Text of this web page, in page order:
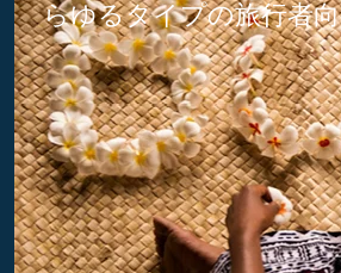
らゆるタイプの旅行者